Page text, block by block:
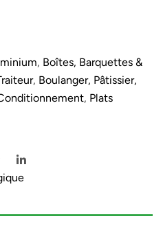
, Boîtes, Barquettes &
, Boulanger, Pâtissier,
, Plats